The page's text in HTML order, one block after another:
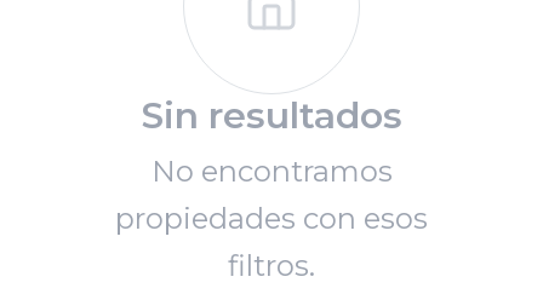
Sin resultados
No encontramos
propiedades con esos
filtros.